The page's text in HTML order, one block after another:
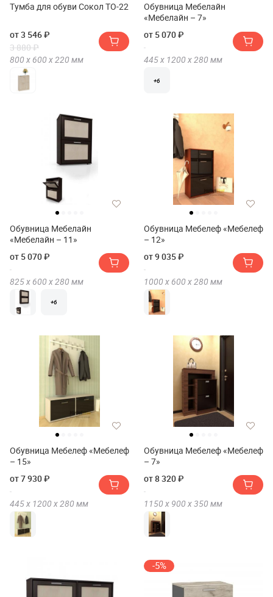
Тумба для обуви Сокол ТО-22
от 3 546 ₽
3 880 ₽
800 х 600 х220 мм
Обувница Мебелайн
«Мебелайн – 7»
от 5 070 ₽
445 х 1200 х280 мм
+6
Обувница Мебелайн
«Мебелайн – 11»
от 5 070 ₽
825 х 600 х280 мм
+6
Обувница Мебелеф «Мебелеф
– 12»
от 9 035 ₽
1000 х 600 х280 мм
Обувница Мебелеф «Мебелеф
– 15»
от 7 930 ₽
445 х 1200 х280 мм
Обувница Мебелеф «Мебелеф
– 7»
от 8 320 ₽
1150 х 900 х350 мм
-5%